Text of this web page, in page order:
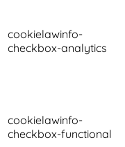
cookielawinfo-
checkbox-analytics
cookielawinfo-
checkbox-functional